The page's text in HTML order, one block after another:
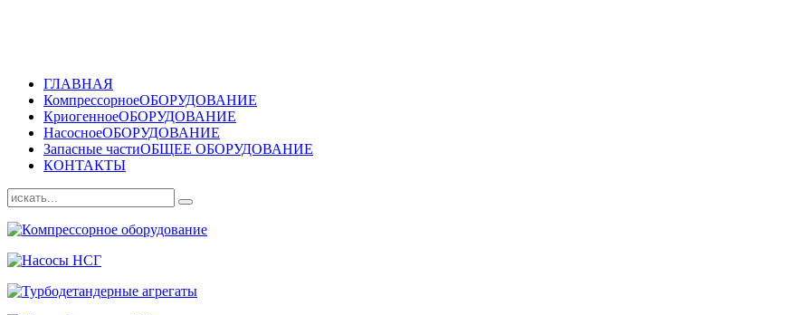
ГЛАВНАЯ
КомпрессорноеОБОРУДОВАНИЕ
КриогенноеОБОРУДОВАНИЕ
НасосноеОБОРУДОВАНИЕ
Запасные частиОБЩЕЕ ОБОРУДОВАНИЕ
КОНТАКТЫ